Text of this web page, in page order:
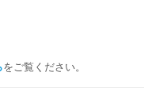
をご覧ください。